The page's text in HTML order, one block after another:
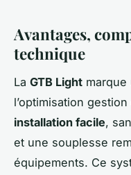
Avantages,
technique
La GTB Light
l’optimisation
installation facile,
et une souplesse
équipements. Ce